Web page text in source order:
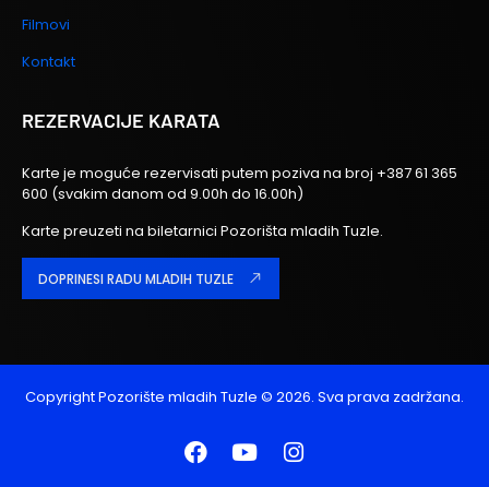
Filmovi
Kontakt
REZERVACIJE KARATA
Karte je moguće rezervisati putem poziva na broj +387 61 365
600 (svakim danom od 9.00h do 16.00h)
Karte preuzeti na biletarnici Pozorišta mladih Tuzle.
DOPRINESI RADU MLADIH TUZLE
CopyrightPozorište mladih Tuzle © 2026. Sva prava zadržana.